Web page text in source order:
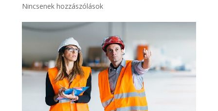
Nincsenek hozzászólások